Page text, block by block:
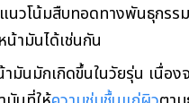
นวโน้มสืบทอดทางพันธุกร
ามันได้เช่นกัน
มันมักเกิดขึ้นในวัยรุ่น เนื่อง